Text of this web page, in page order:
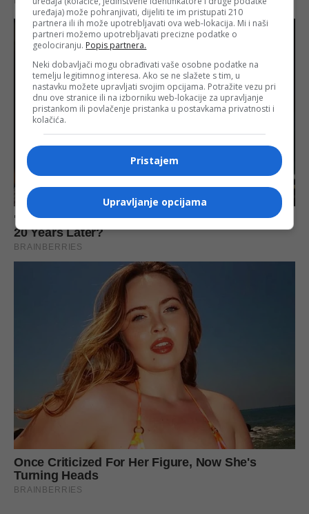
uređaja) može pohranjivati, dijeliti te im pristupati 210
partnera ili ih može upotrebljavati ova web-lokacija. Mi i naši
partneri možemo upotrebljavati precizne podatke o
geolociranju. Popis partnera.
Neki dobavljači mogu obrađivati vaše osobne podatke na
temelju legitimnog interesa. Ako se ne slažete s tim, u
nastavku možete upravljati svojim opcijama. Potražite vezu pri
dnu ove stranice ili na izborniku web-lokacije za upravljanje
pristankom ili povlačenje pristanka u postavkama privatnosti i
kolačića.
Pristajem
Upravljanje opcijama